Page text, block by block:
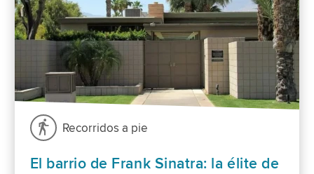
Recorridos a pie
El barrio de Frank Sinatra: la élite de